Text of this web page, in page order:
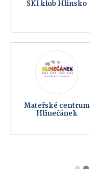
SKI klub Hlinsko
Mateřské centrum
Hlinečánek